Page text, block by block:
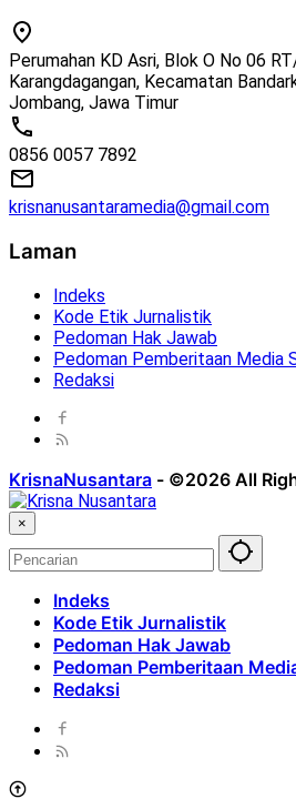
Perumahan KD Asri, Blok O No 06
Karangdagangan, Kecamatan
Jombang, Jawa Timur
0856 0057 7892
krisnanusantaramedia@gmail.com
Laman
Indeks
Kode Etik Jurnalistik
Pedoman Hak Jawab
Pedoman Pemberitaan Media
Redaksi
KrisnaNusantara - ©2026 All
×
Indeks
Kode Etik Jurnalistik
Pedoman Hak Jawab
Pedoman Pemberitaan
Redaksi